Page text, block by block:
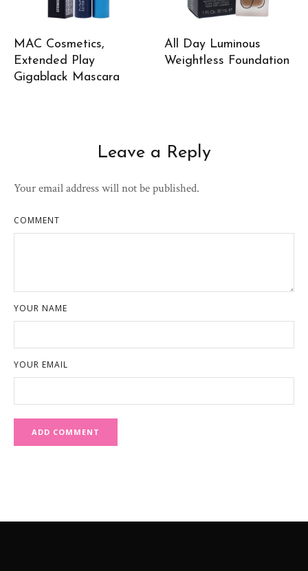
MAC Cosmetics,
Extended Play
Gigablack Mascara
All Day Luminous
Weightless Foundation
Leave a Reply
Your email address will not be published.
COMMENT
YOUR NAME
YOUR EMAIL